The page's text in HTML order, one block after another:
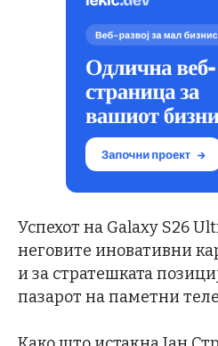
Успехот на Galaxy S26
неговите иновативни
и за стратешката
пазарот на паметни